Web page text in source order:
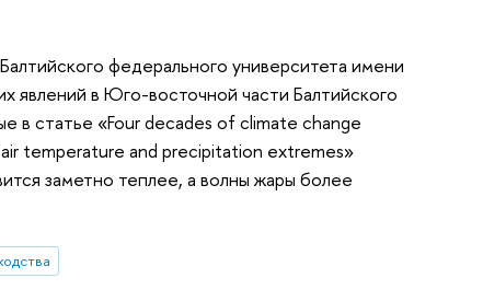
федерального университета имени
явлений в Юго-восточной части Балтийского
в статье «Four decades of climate change
temperature and precipitation extremes»
заметно теплее, а волны жары более